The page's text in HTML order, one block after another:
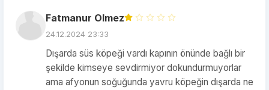
Fatmanur Olmez
24.12.2024 23:33
Dışarda süs köpeği vardı kapının önünde bağlı bir
şekilde kimseye sevdirmiyor dokundurmuyorlar
ama afyonun soğuğunda yavru köpeğin dışarda ne